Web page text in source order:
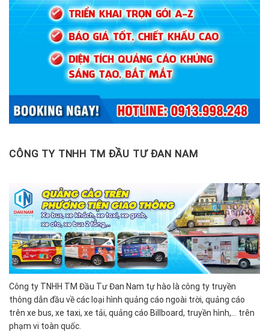
CÔNG TY TNHH TM ĐẦU TƯ ĐAN NAM
Công ty TNHH TM Đầu Tư Đan Nam tự hào là công ty truyền
thông dẫn đầu về các loại hình quảng cáo ngoài trời, quảng cáo
trên xe bus, xe taxi, xe tải, quảng cáo Billboard, truyền hình,… trên
phạm vi toàn quốc.